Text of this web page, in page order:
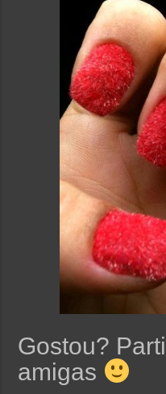
Gostou?
amigas